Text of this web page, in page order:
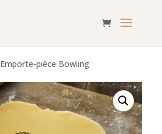
Emporte-pièce Bowling